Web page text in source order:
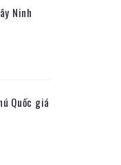
Ninh
Quốc giá